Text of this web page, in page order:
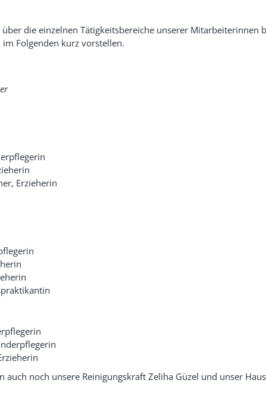
die einzelnen Tätigkeitsbereiche unserer Mitarbeiterinnen
Folgenden kurz vorstellen.
Erzieherin
auch noch unsere Reinigungskraft Zeliha Güzel und unser